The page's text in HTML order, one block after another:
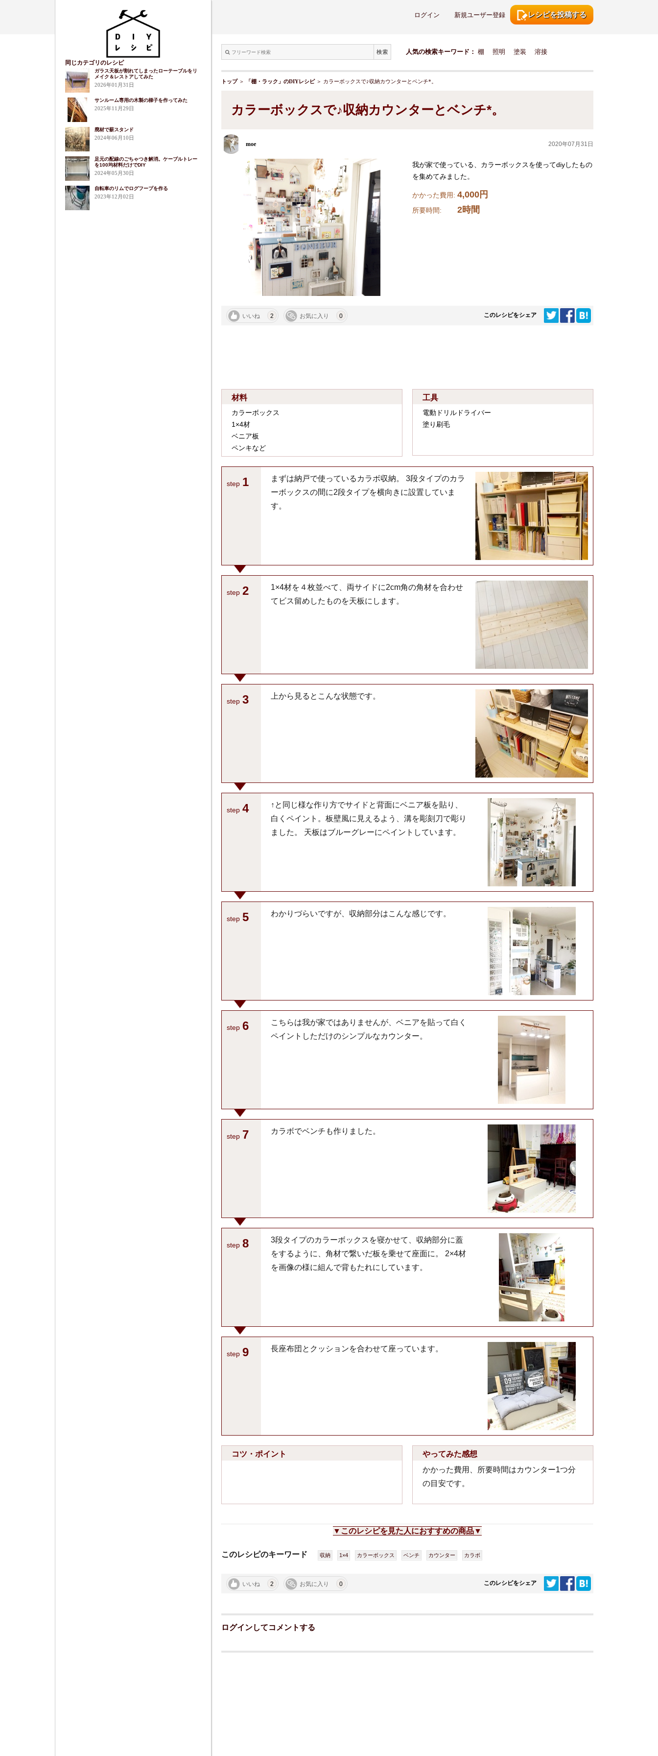
同じカテゴリのレシピ
ガラス天板が割れてしまったローテーブルをリ
メイク＆レストアしてみた
2026年01月31日
サンルーム専用の木製の梯子を作ってみた
2025年11月29日
廃材で薪スタンド
2024年06月10日
足元の配線のごちゃつき解消。ケーブルトレー
を100均材料だけでDIY
2024年05月30日
自転車のリムでログフープを作る
2023年12月02日
レシピを投稿する
新規ユーザー登録
ログイン
検索 人気の検索キーワード： 棚 照明 塗装 溶接
トップ＞ 「棚・ラック」のDIYレシピ＞ カラーボックスで♪収納カウンターとベンチ*。
カラーボックスで♪収納カウンターとベンチ*。
moe 2020年07月31日
我が家で使っている、カラーボックスを使ってdiyしたもの
を集めてみました。
かかった費用: 4,000円
所要時間: 2時間
いいね 2 お気に入り 0 このレシピをシェア
材料
カラーボックス
1×4材
ベニア板
ペンキなど
工具
電動ドリルドライバー
塗り刷毛
step 1
まずは納戸で使っているカラボ収納。 3段タイプのカラ
ーボックスの間に2段タイプを横向きに設置していま
す。
step 2
1×4材を４枚並べて、両サイドに2cm角の角材を合わせ
てビス留めしたものを天板にします。
step 3 上から見るとこんな状態です。
step 4
↑と同じ様な作り方でサイドと背面にベニア板を貼り、
白くペイント。板壁風に見えるよう、溝を彫刻刀で彫り
ました。 天板はブルーグレーにペイントしています。
step 5 わかりづらいですが、収納部分はこんな感じです。
step 6
こちらは我が家ではありませんが、ベニアを貼って白く
ペイントしただけのシンプルなカウンター。
step 7 カラボでベンチも作りました。
step 8
3段タイプのカラーボックスを寝かせて、収納部分に蓋
をするように、角材で繋いだ板を乗せて座面に。 2×4材
を画像の様に組んで背もたれにしています。
step 9 長座布団とクッションを合わせて座っています。
コツ・ポイント
やってみた感想
かかった費用、所要時間はカウンター1つ分
の目安です。
▼このレシピを見た人におすすめの商品▼
このレシピのキーワード 収納 1×4 カラーボックス ベンチ カウンター カラボ
いいね 2 お気に入り 0 このレシピをシェア
ログインしてコメントする